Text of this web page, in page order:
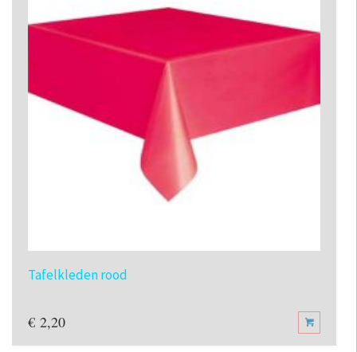
Tafelkleden rood
€ 2,20